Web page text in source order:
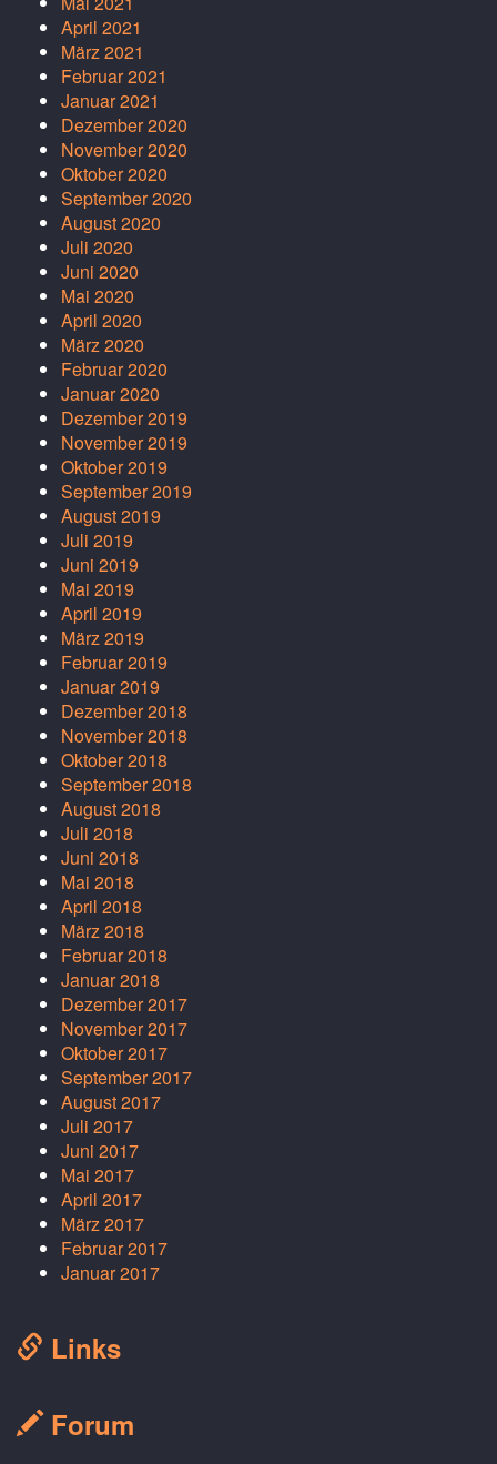
April 2021
März 2021
Februar 2021
Januar 2021
Dezember 2020
November 2020
Oktober 2020
September 2020
August 2020
Juli 2020
Juni 2020
Mai 2020
April 2020
März 2020
Februar 2020
Januar 2020
Dezember 2019
November 2019
Oktober 2019
September 2019
August 2019
Juli 2019
Juni 2019
Mai 2019
April 2019
März 2019
Februar 2019
Januar 2019
Dezember 2018
November 2018
Oktober 2018
September 2018
August 2018
Juli 2018
Juni 2018
Mai 2018
April 2018
März 2018
Februar 2018
Januar 2018
Dezember 2017
November 2017
Oktober 2017
September 2017
August 2017
Juli 2017
Juni 2017
Mai 2017
April 2017
März 2017
Februar 2017
Januar 2017
Links
Forum